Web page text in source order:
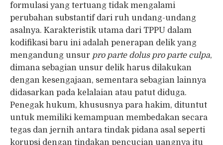
formulasi yang tertuang tidak mengalami
perubahan substantif dari ruh undang-undang
asalnya. Karakteristik utama dari TPPU dalam
kodifikasi baru ini adalah penerapan delik yang
mengandung unsur pro parte dolus pro parte culpa,
dimana sebagian unsur delik harus dilakukan
dengan kesengajaan, sementara sebagian lainnya
didasarkan pada kelalaian atau patut diduga.
Penegak hukum, khususnya para hakim, dituntut
untuk memiliki kemampuan membedakan secara
tegas dan jernih antara tindak pidana asal seperti
korupsi dengan tindakan pencucian uangnya itu